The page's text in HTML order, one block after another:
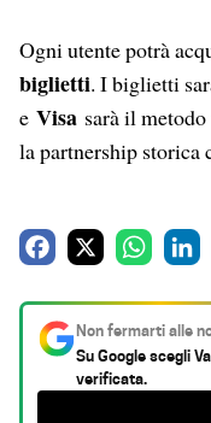
Ogni utente potrà
biglietti. I biglietti
e Visa sarà il
la partnership storica
c
e
b
X
W
t
s
k
e
Non fermarti alle
Su Google scegli
verificata.